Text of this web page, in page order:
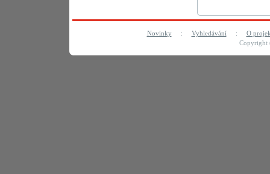
Novinky: Vyhledávání: O
Copyright